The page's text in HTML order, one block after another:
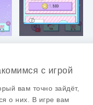
с игрой
вам точно зайдёт,
о них. В игре вам